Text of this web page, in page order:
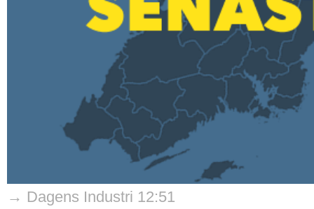
→ Dagens Industri 12:51